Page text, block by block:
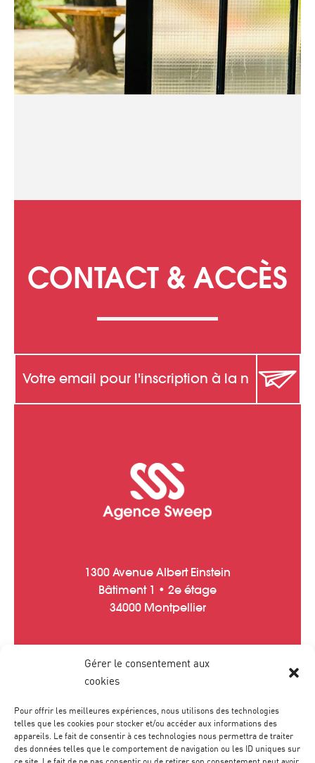
Gérer le consentement aux
cookies
Pour offrir les meilleures expériences, nous utilisons des technologies
telles que les cookies pour stocker et/ou accéder aux informations des
appareils. Le fait de consentir à ces technologies nous permettra de traiter
des données telles que le comportement de navigation ou les ID uniques sur
CONTACT & ACCÈS
1300 Avenue Albert Einstein
Bâtiment 1 • 2e étage
34000 Montpellier
Tél :